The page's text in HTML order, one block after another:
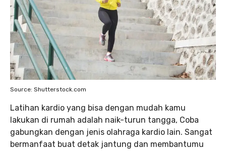
Source: Shutterstock.com
Latihan kardio yang bisa dengan mudah kamu
lakukan di rumah adalah naik-turun tangga, Coba
gabungkan dengan jenis olahraga kardio lain. Sangat
bermanfaat buat detak jantung dan membantumu